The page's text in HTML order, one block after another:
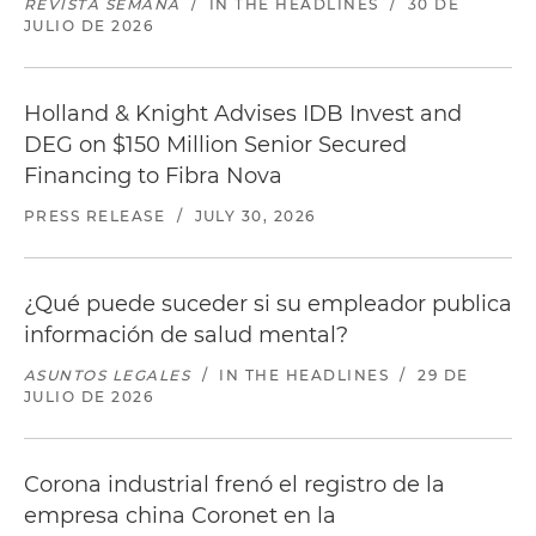
REVISTA SEMANA / IN THE HEADLINES /
30 DE
JULIO DE 2026
Holland & Knight Advises IDB Invest and
DEG on $150 Million Senior Secured
Financing to Fibra Nova
PRESS RELEASE / JULY 30, 2026
¿Qué puede suceder si su empleador publica
información de salud mental?
ASUNTOS LEGALES / IN THE HEADLINES /
29 DE
JULIO DE 2026
Corona industrial frenó el registro de la
empresa china Coronet en la